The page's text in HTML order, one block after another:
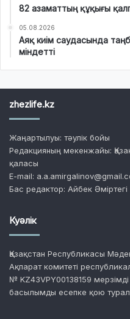
82 азаматтың құқығы
05.08.2026
Аяқ киім саудасында
міндетті
zhezlife.kz
Жаңартылуы: тәулік бойы
Редакцияның мекенжайы:
қаласы
E-mail:
Бас редактор: Айбек Әміртегі
Куәлік
Қазақстан Республикасы
Ақпарат комитеті
№ KZ43VPY00138159
басылымды есепке қою туралы